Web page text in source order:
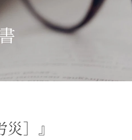
アクセ
ービス
講演等 ニューズ
集
採用
］』